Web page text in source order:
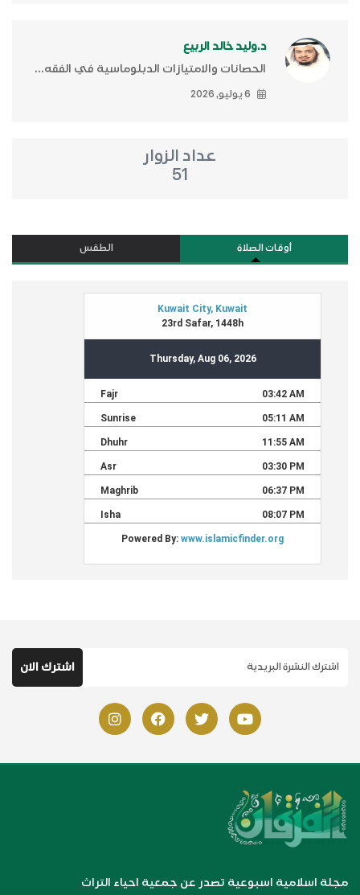
د.وليد خالد الربيع
الحصانات والامتيازات الدبلوماسية في الفقه...
6 يوليو, 2026
عداد الزوار
51
أوقات الصلاة الطقس
مجلة اسلامية اسبوعية تصدر عن جمعية احياء التراث